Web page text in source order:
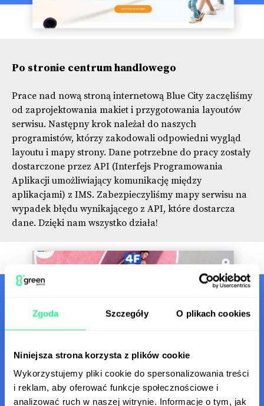
Zgoda Szczegóły O plikach cookies
Niniejsza strona korzysta z plików cookie
Wykorzystujemy pliki cookie do spersonalizowania treści
i reklam, aby oferować funkcje społecznościowe i
analizować ruch w naszej witrynie. Informacje o tym, jak
Po stronie centrum handlowego
Prace nad nową stroną internetową Blue City zaczęliśmy
od zaprojektowania makiet i przygotowania layoutów
serwisu. Następny krok należał do naszych
programistów, którzy zakodowali odpowiedni wygląd
layoutu i mapy strony. Dane potrzebne do pracy zostały
dostarczone przez API (Interfejs Programowania
Aplikacji umożliwiający komunikację między
aplikacjami) z IMS. Zabezpieczyliśmy mapy serwisu na
wypadek błędu wynikającego z API, które dostarcza
dane. Dzięki nam wszystko działa!